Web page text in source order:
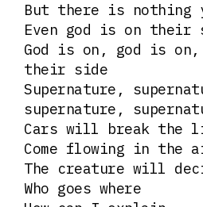
But there is nothing
Even god is on their
God is on, god is
their side
Supernature,
supernature,
Cars will break the
Come flowing in the
The creature will
Who goes where